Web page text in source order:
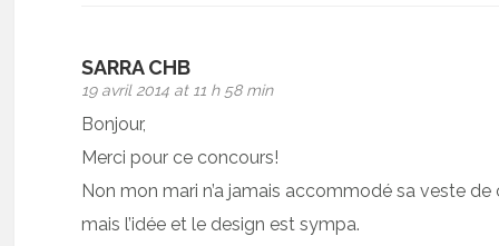
SARRA CHB
19 avril 2014 at 11 h 58 min
Bonjour,
Merci pour ce concours!
Non mon mari n’a jamais accommodé sa veste
mais l’idée et le design est sympa.